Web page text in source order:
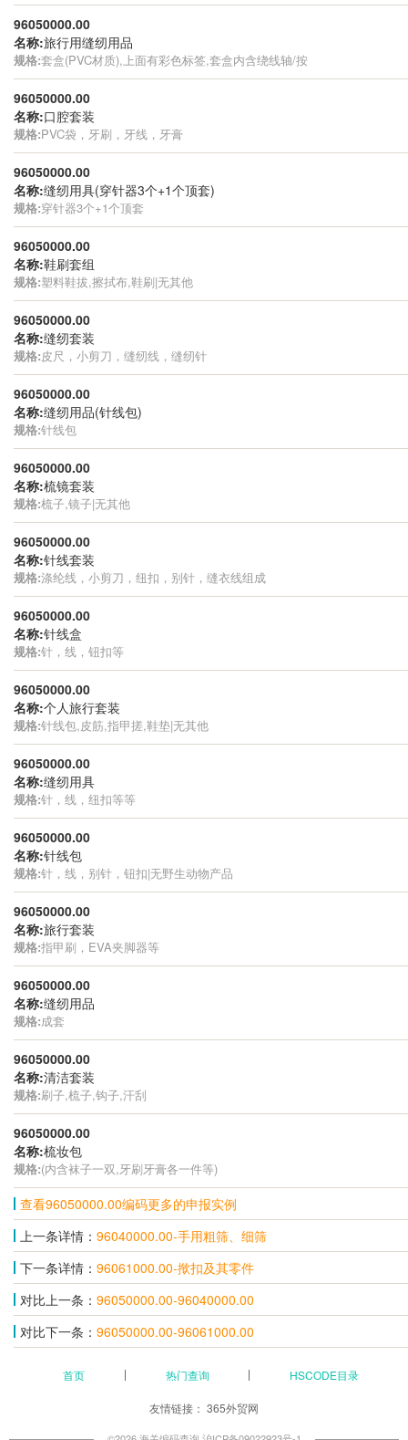
96050000.00
名称:旅行用缝纫用品
规格:套盒(PVC材质),上面有彩色标签,套盒内含绕线轴/按
96050000.00
名称:口腔套装
规格:PVC袋，牙刷，牙线，牙膏
96050000.00
名称:缝纫用具(穿针器3个+1个顶套)
规格:穿针器3个+1个顶套
96050000.00
名称:鞋刷套组
规格:塑料鞋拔,擦拭布,鞋刷|无其他
96050000.00
名称:缝纫套装
规格:皮尺，小剪刀，缝纫线，缝纫针
96050000.00
名称:缝纫用品(针线包)
规格:针线包
96050000.00
名称:梳镜套装
规格:梳子,镜子|无其他
96050000.00
名称:针线套装
规格:涤纶线，小剪刀，纽扣，别针，缝衣线组成
96050000.00
名称:针线盒
规格:针，线，钮扣等
96050000.00
名称:个人旅行套装
规格:针线包,皮筋,指甲搓,鞋垫|无其他
96050000.00
名称:缝纫用具
规格:针，线，纽扣等等
96050000.00
名称:针线包
规格:针，线，别针，钮扣|无野生动物产品
96050000.00
名称:旅行套装
规格:指甲刷，EVA夹脚器等
96050000.00
名称:缝纫用品
规格:成套
96050000.00
名称:清洁套装
规格:刷子,梳子,钩子,汗刮
96050000.00
名称:梳妆包
规格:(内含袜子一双,牙刷牙膏各一件等)
查看96050000.00编码更多的申报实例
上一条详情： 96040000.00-手用粗筛、细筛
下一条详情： 96061000.00-揿扣及其零件
对比上一条： 96050000.00-96040000.00
对比下一条： 96050000.00-96061000.00
首页 热门查询 HSCODE目录
友情链接： 365外贸网